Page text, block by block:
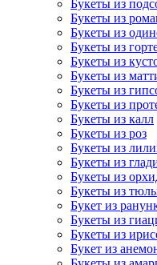
Букеты из
Букеты из
Букеты из
Букеты из
Букеты из
Букеты из
Букеты из
Букеты из
Букеты из калл
Букеты из роз
Букеты из
Букеты из
Букеты из
Букеты из
Букет из
Букеты из
Букеты из
Букет из